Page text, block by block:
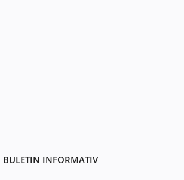
BULETIN INFORMATIV